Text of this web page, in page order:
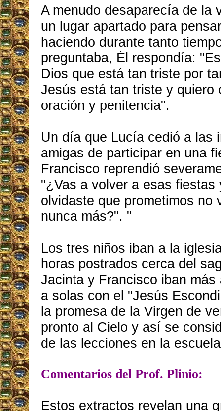
A menudo desaparecía de la
un lugar apartado para
haciendo durante tanto
preguntaba, Él respondía:
Dios que está tan triste por
Jesús está tan triste y quiero
oración y penitencia".
Un día que Lucía cedió a las
amigas de participar en una
Francisco reprendió
"¿Vas a volver a esas fiestas
olvidaste que prometimos no
nunca más?". "
Los tres niños iban a la
horas postrados cerca del
Jacinta y Francisco iban más
a solas con el "Jesús
la promesa de la Virgen de
pronto al Cielo y así se
de las lecciones en la
Comentarios del Prof. Plinio:
Estos extractos revelan una